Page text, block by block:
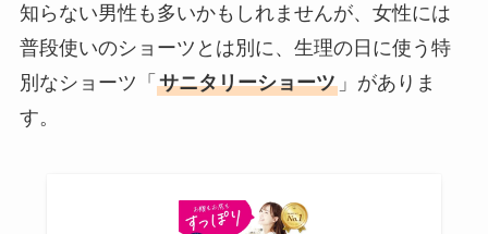
知らない男性も多いかもしれませんが、女性には
普段使いのショーツとは別に、生理の日に使う特
別なショーツ「 サニタリーショーツ」がありま
す。